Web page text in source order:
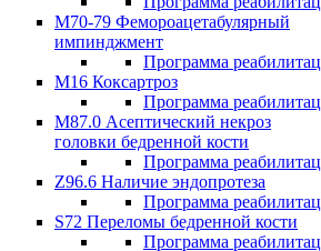
М70-79 Фемороацетабулярный
импинджмент
Программа
M16 Коксартроз
Программа
М87.0 Асептический некроз
головки бедренной кости
Программа
Z96.6 Наличие эндопротеза
Программа
S72 Переломы бедренной кости
Программа